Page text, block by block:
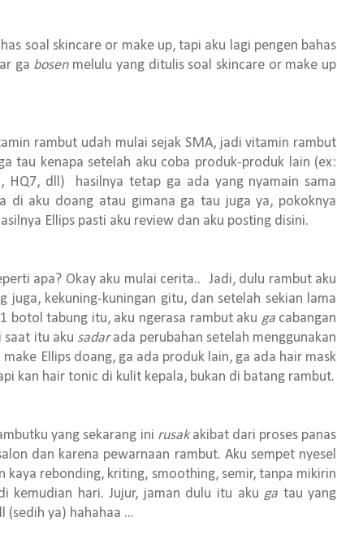
soal skincare or make up, tapi aku lagi pengen bahas
ga bosen melulu yang ditulis soal skincare or make up
udah mulai sejak SMA, jadi vitamin rambut
tau kenapa setelah aku coba produk-produk lain (ex:
HQ7, dll) hasilnya tetap ga ada yang nyamain sama
di aku doang atau gimana ga tau juga ya, pokoknya
Ellips pasti aku review dan aku posting disini.
Okay aku mulai cerita.. Jadi, dulu rambut aku
juga, kekuning-kuningan gitu, dan setelah sekian lama
botol tabung itu, aku ngerasa rambut aku gacabangan
saat itu aku sadarada perubahan setelah menggunakan
Ellips doang, ga ada produk lain, ga ada hair mask
kan hair tonic di kulit kepala, bukan di batang rambut.
yang sekarang ini rusakakibat dari proses panas
dan karena pewarnaan rambut. Aku sempet nyesel
kaya rebonding, kriting, smoothing, semir, tanpa mikirin
kemudian hari. Jujur, jaman dulu itu aku ga tau yang
(sedih ya) hahahaa ...